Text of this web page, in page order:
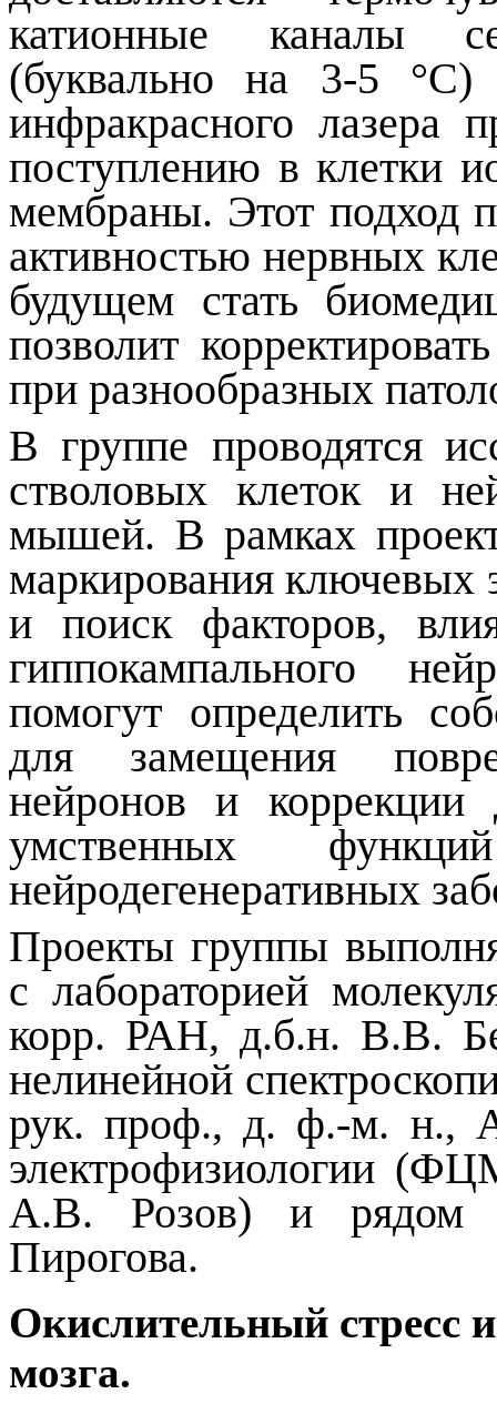
катионные каналы
(буквально на 3-5
инфракрасного лазера
поступлению в клетки
мембраны. Этот подход
активностью нервных
будущем стать
позволит
при разнообразных
В группе проводятся
стволовых клеток и
мышей. В рамках
маркирования ключевых
и поиск факторов,
гиппокампального
помогут определить
для замещения
нейронов и коррекции
умственных
нейродегенеративных
Проекты группы
с лабораторией
корр. РАН, д.б.н. В.В.
нелинейной
рук. проф., д. ф.-м. н.,
электрофизиологии
А.В. Розов) и рядом
Пирогова.
Окислительный стресс
мозга.